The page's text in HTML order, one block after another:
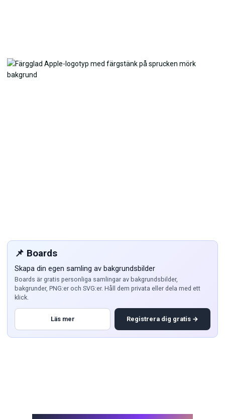
📌 Boards
Skapa din egen samling av bakgrundsbilder
Boards är gratis personliga samlingar av bakgrundsbilder,
bakgrunder, PNG:er och SVG:er. Håll dem privata eller dela med ett
klick.
Läs mer Registrera dig gratis →